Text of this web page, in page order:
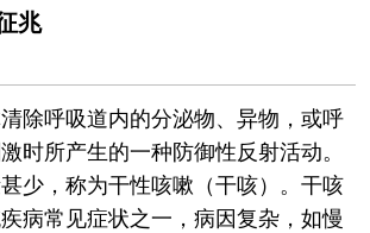
兆
除呼吸道内的分泌物、异物，或呼
时所产生的一种防御性反射活动。
少，称为干性咳嗽（干咳）。干咳
病常见症状之一，病因复杂，如慢